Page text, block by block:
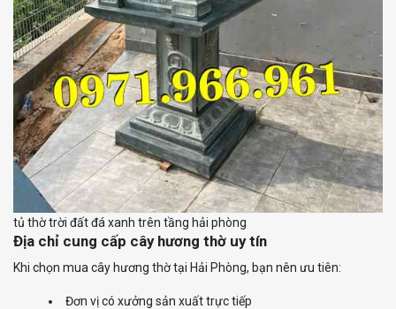
tủ thờ trời đất đá xanh trên tầng hải phòng
Địa chỉ cung cấp cây hương thờ uy tín
Khi chọn mua cây hương thờ tại Hải Phòng, bạn nên ưu tiên:
Đơn vị có xưởng sản xuất trực tiếp